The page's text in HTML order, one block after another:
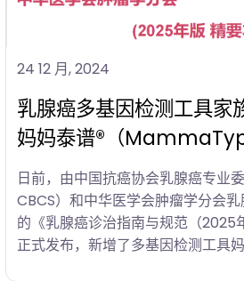
24 12 月, 2024
乳腺癌多基因检测工具
妈妈泰谱®（
日前，由中国抗癌协会乳腺癌专业
CBCS）和中华医学会肿瘤学分会
的《乳腺癌诊治指南与规范（2025
正式发布，新增了多基因检测工具